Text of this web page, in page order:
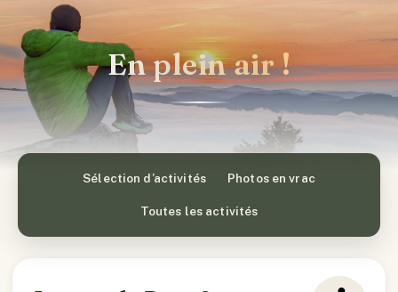
En plein air !
Sélection d’activités Photos en vrac
Toutes les activités